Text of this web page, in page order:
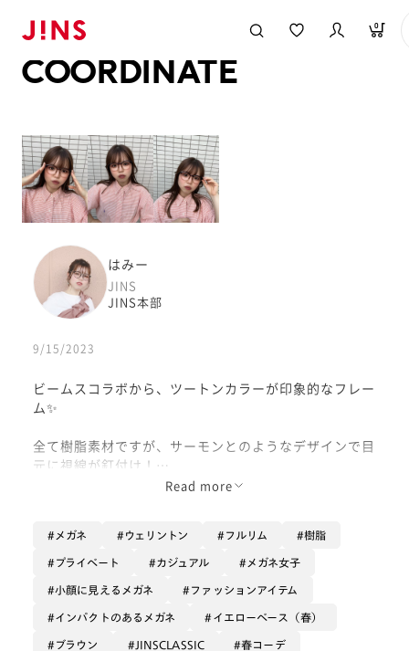
0
COORDINATE
はみー
JINS
JINS本部
9/15/2023
ビームスコラボから、ツートンカラーが印象的なフレー
ム✨
全て樹脂素材ですが、サーモンとのようなデザインで目
元に視線が釘付け！
柔らかいブラウンは、キツくなりすぎず掛けやすい！
ちょっと個性的でオシャレなメガネをお探しの方に、と
ってもオススメです❣️
Read more
メガネ ウェリントン フルリム 樹脂
プライベート カジュアル メガネ女子
小顔に見えるメガネ ファッションアイテム
インパクトのあるメガネ イエローベース（春）
ブラウン JINSCLASSIC 春コーデ